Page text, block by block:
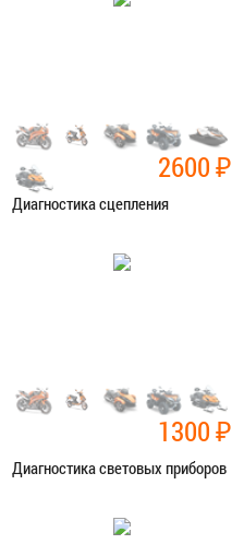
2600₽
Диагностика сцепления
Диагностика
1300₽
Диагностика световых приборов
Диагностика